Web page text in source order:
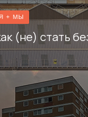
+ МЫ
(не) стать